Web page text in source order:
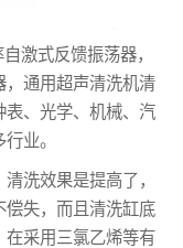
激式反馈振荡器，
，通用超声清洗机清
、光学、机械、汽
业。
洗效果是提高了，
失，而且清洗缸底
采用三氯乙烯等有